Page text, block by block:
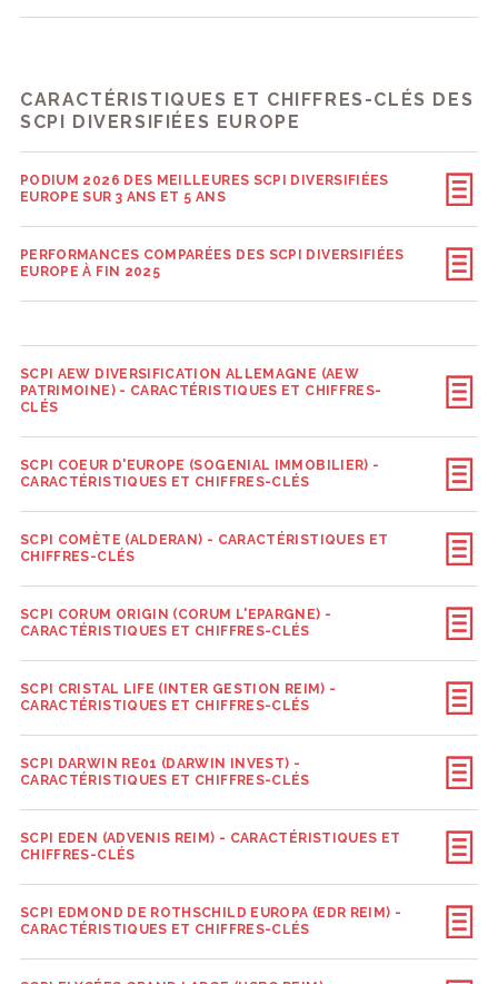
CARACTÉRISTIQUES ET CHIFFRES-CLÉS DES
SCPI DIVERSIFIÉES EUROPE
PODIUM 2026 DES MEILLEURES SCPI DIVERSIFIÉES
EUROPE SUR 3 ANS ET 5 ANS
PERFORMANCES COMPARÉES DES SCPI DIVERSIFIÉES
EUROPE À FIN 2025
SCPI AEW DIVERSIFICATION ALLEMAGNE (AEW
PATRIMOINE) - CARACTÉRISTIQUES ET CHIFFRES-
CLÉS
SCPI COEUR D'EUROPE (SOGENIAL IMMOBILIER) -
CARACTÉRISTIQUES ET CHIFFRES-CLÉS
SCPI COMÈTE (ALDERAN) - CARACTÉRISTIQUES ET
CHIFFRES-CLÉS
SCPI CORUM ORIGIN (CORUM L'EPARGNE) -
CARACTÉRISTIQUES ET CHIFFRES-CLÉS
SCPI CRISTAL LIFE (INTER GESTION REIM) -
CARACTÉRISTIQUES ET CHIFFRES-CLÉS
SCPI DARWIN RE01 (DARWIN INVEST) -
CARACTÉRISTIQUES ET CHIFFRES-CLÉS
SCPI EDEN (ADVENIS REIM) - CARACTÉRISTIQUES ET
CHIFFRES-CLÉS
SCPI EDMOND DE ROTHSCHILD EUROPA (EDR REIM) -
CARACTÉRISTIQUES ET CHIFFRES-CLÉS